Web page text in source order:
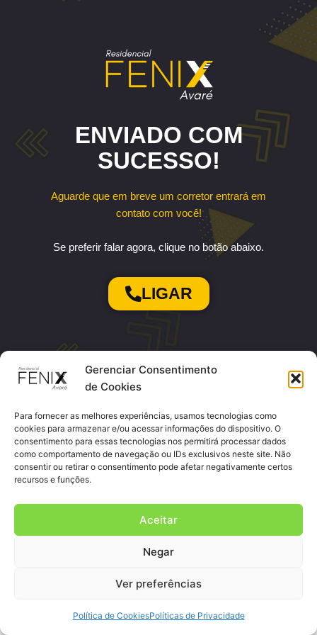
Gerenciar Consentimento
de Cookies
Para fornecer as melhores experiências, usamos tecnologias como
cookies para armazenar e/ou acessar informações do dispositivo. O
consentimento para essas tecnologias nos permitirá processar dados
como comportamento de navegação ou IDs exclusivos neste site. Não
consentir ou retirar o consentimento pode afetar negativamente certos
recursos e funções.
Aceitar
Negar
Ver preferências
Política de CookiesPolíticas de Privacidade
ENVIADO COM
SUCESSO!
Aguarde que em breve um corretor entrará em
contato com você!
Se preferir falar agora, clique no botão abaixo.
LIGAR
Copyright 2022 – FENIX Construtora & Incorporadora ®.